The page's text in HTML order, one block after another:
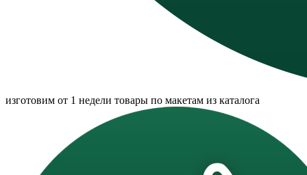
изготовим от 1 недели товары по макетам из каталога